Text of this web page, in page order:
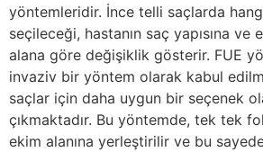
yöntemleridir. İnce telli saçlarda
seçileceği, hastanın saç yapısına ve
alana göre değişiklik gösterir. FUE
invaziv bir yöntem olarak kabul
saçlar için daha uygun bir seçenek
çıkmaktadır. Bu yöntemde, tek tek
ekim alanına yerleştirilir ve bu